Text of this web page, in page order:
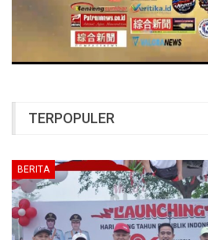
TERPOPULER
BERITA